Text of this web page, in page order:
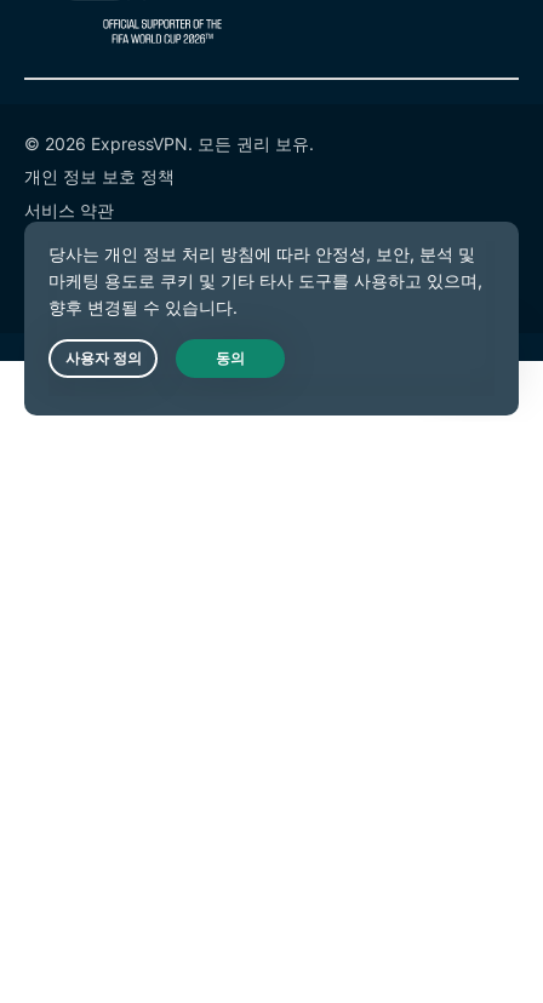
© 2026 ExpressVPN. 모든 권리 보유.
개인 정보 보호 정책
서비스 약관
쿠키 기본 설정